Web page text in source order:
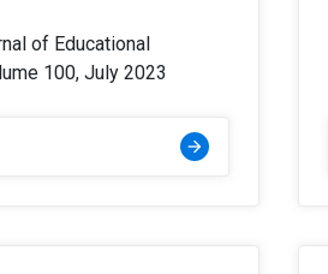
of Educational
100, July 2023
arrow_forward